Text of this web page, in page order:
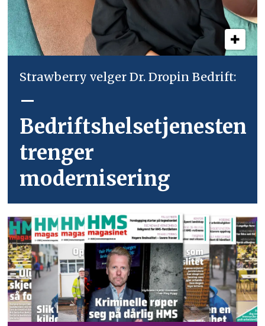
Strawberry velger Dr. Dropin Bedrift:
–
Bedriftshelsetjenesten
trenger
modernisering